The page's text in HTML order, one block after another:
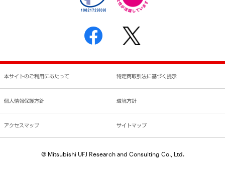
反社会的勢力に対する基本方針
書面による個人情報の開示等の請求の手続きについて
本サイトのご利用にあたって 特定商取引法に基づく提示
個人情報保護方針 環境方針
アクセスマップ サイトマップ
© Mitsubishi UFJ Research and Consulting Co., Ltd.